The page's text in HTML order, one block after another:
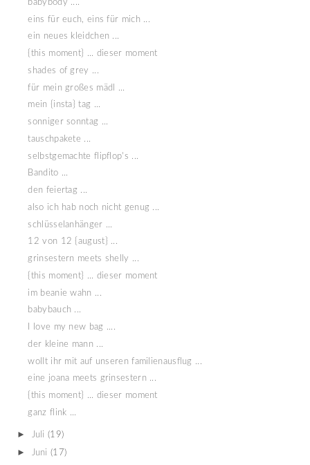
babybody ....
eins für euch, eins für mich ...
ein neues kleidchen ...
{this moment} ... dieser moment
shades of grey ...
für mein großes mädl ...
mein {insta} tag ...
sonniger sonntag ...
tauschpakete ...
selbstgemachte flipflop's ...
Bandito ...
den feiertag ...
also ich hab noch nicht genug ...
schlüsselanhänger ...
12 von 12 {august} ...
grinsestern meets shelly ...
{this moment} ... dieser moment
im beanie wahn ...
babybauch ...
I love my new bag ....
der kleine mann ...
wollt ihr mit auf unseren familienausflug ...
eine joana meets grinsestern ...
{this moment} ... dieser moment
ganz flink ...
► Juli (19)
► Juni (17)